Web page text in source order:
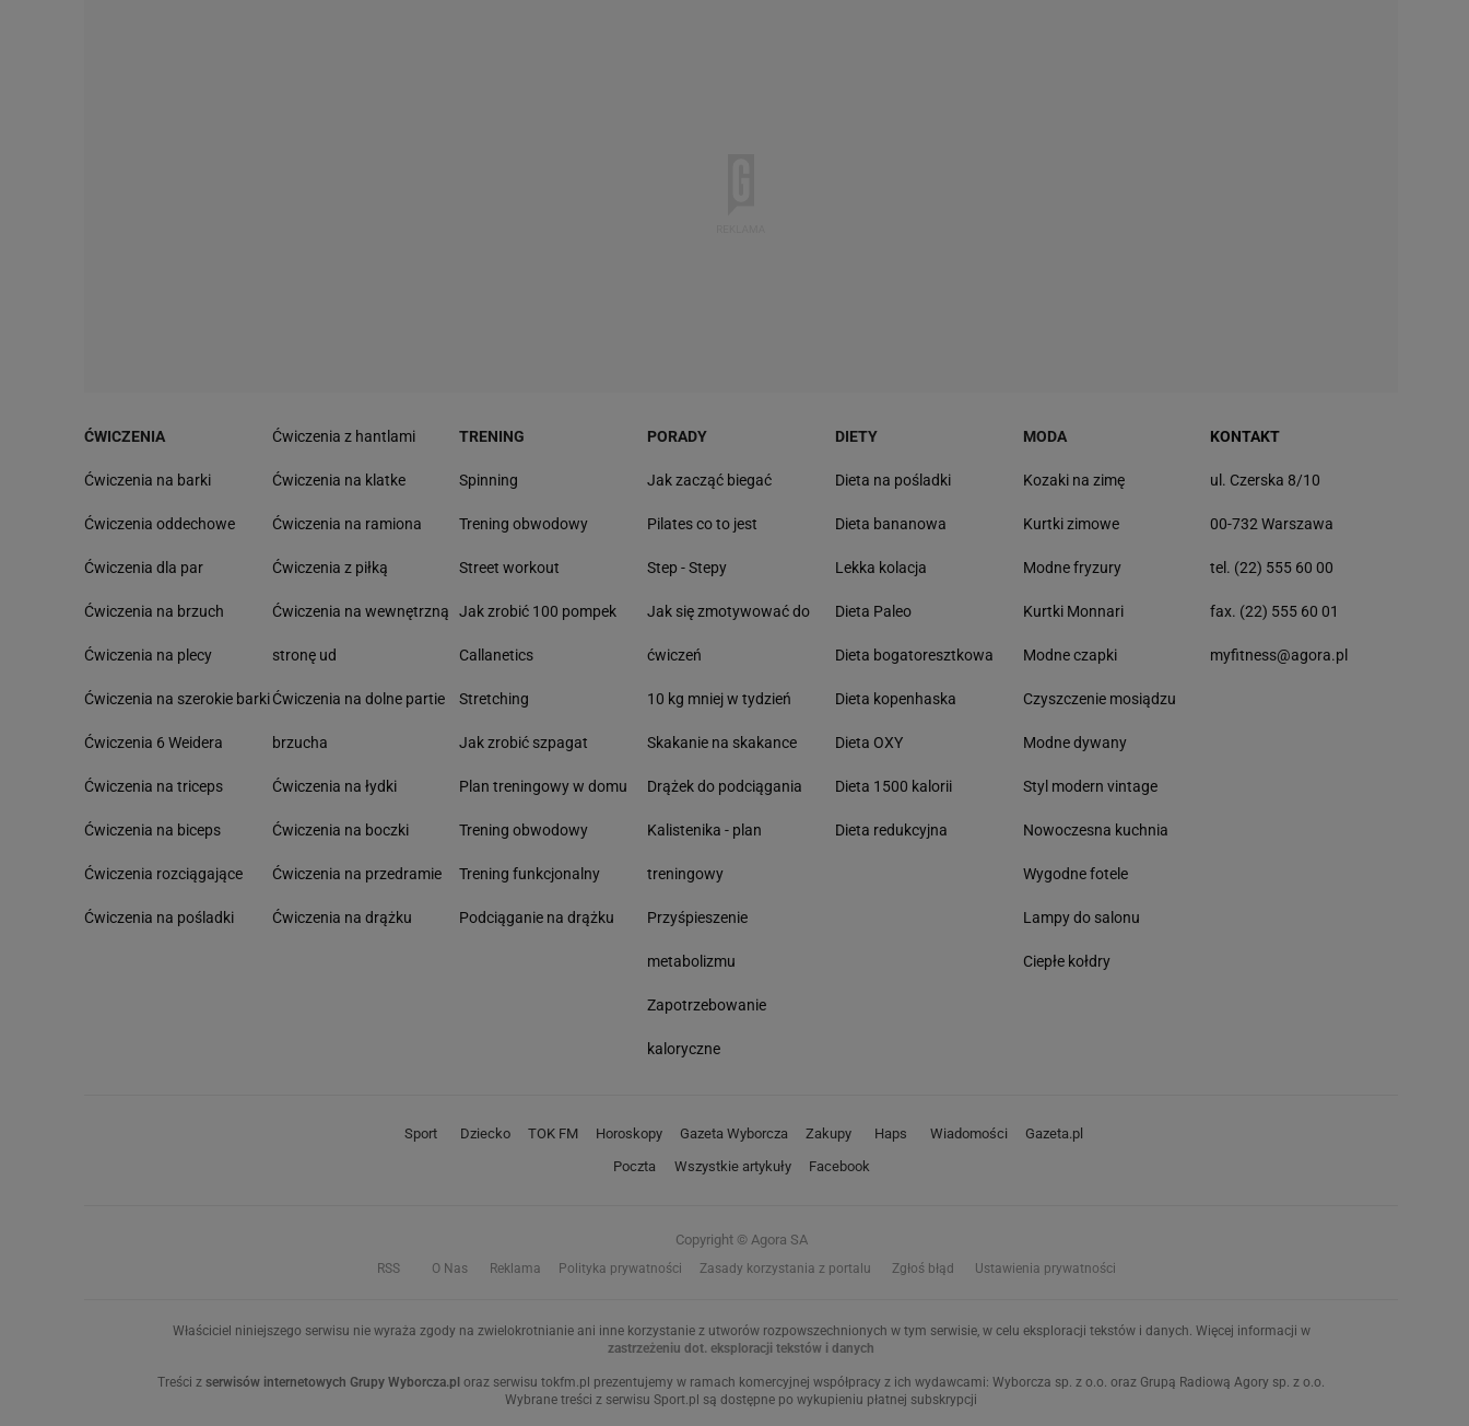
ĆWICZENIA
Ćwiczenia na barki
Ćwiczenia oddechowe
Ćwiczenia dla par
Ćwiczenia na brzuch
Ćwiczenia na plecy
Ćwiczenia na szerokie barki
Ćwiczenia 6 Weidera
Ćwiczenia na triceps
Ćwiczenia na biceps
Ćwiczenia rozciągające
Ćwiczenia na pośladki
Ćwiczenia z hantlami
Ćwiczenia na klatke
Ćwiczenia na ramiona
Ćwiczenia z piłką
Ćwiczenia na wewnętrzną
stronę ud
Ćwiczenia na dolne partie
brzucha
Ćwiczenia na łydki
Ćwiczenia na boczki
Ćwiczenia na przedramie
Ćwiczenia na drążku
TRENING
Spinning
Trening obwodowy
Street workout
Jak zrobić 100 pompek
Callanetics
Stretching
Jak zrobić szpagat
Plan treningowy w domu
Trening obwodowy
Trening funkcjonalny
Podciąganie na drążku
PORADY
Jak zacząć biegać
Pilates co to jest
Step - Stepy
Jak się zmotywować do
ćwiczeń
10 kg mniej w tydzień
Skakanie na skakance
Drążek do podciągania
Kalistenika - plan
treningowy
Przyśpieszenie
metabolizmu
Zapotrzebowanie
kaloryczne
DIETY
Dieta na pośladki
Dieta bananowa
Lekka kolacja
Dieta Paleo
Dieta bogatoresztkowa
Dieta kopenhaska
Dieta OXY
Dieta 1500 kalorii
Dieta redukcyjna
MODA
Kozaki na zimę
Kurtki zimowe
Modne fryzury
Kurtki Monnari
Modne czapki
Czyszczenie mosiądzu
Modne dywany
Styl modern vintage
Nowoczesna kuchnia
Wygodne fotele
Lampy do salonu
Ciepłe kołdry
KONTAKT
ul. Czerska 8/10
00-732 Warszawa
tel. (22) 555 60 00
fax. (22) 555 60 01
myfitness@agora.pl
Sport Dziecko TOK FM Horoskopy Gazeta Wyborcza Zakupy Haps Wiadomości
Gazeta.pl
Poczta
Wszystkie artykuły Facebook
Copyright © Agora SA
RSS O Nas Reklama Polityka prywatności Zasady korzystania z portalu Zgłoś błąd Ustawienia prywatności
Właściciel niniejszego serwisu nie wyraża zgody na zwielokrotnianie ani inne korzystanie z utworów rozpowszechnionych w tym serwisie, w celu eksploracji tekstów i danych. Więcej informacji w
zastrzeżeniu dot. eksploracji tekstów i danych
Treści z serwisów internetowych Grupy Wyborcza.pl oraz serwisu tokfm.pl prezentujemy w ramach komercyjnej współpracy z ich wydawcami: Wyborcza sp. z o.o. oraz Grupą Radiową Agory sp. z o.o.
Wybrane treści z serwisu Sport.pl są dostępne po wykupieniu płatnej subskrypcji